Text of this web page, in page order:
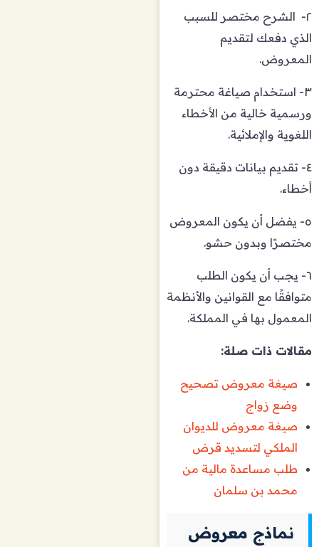
٢- الشرح مختصر للسبب
الذي دفعك لتقديم
المعروض.
٣- استخدام صياغة محترمة
ورسمية خالية من الأخطاء
اللغوية والإملائية.
٤- تقديم بيانات دقيقة دون
أخطاء.
٥- يفضل أن يكون المعروض
مختصرًا وبدون حشو.
٦- يجب أن يكون الطلب
متوافقًا مع القوانين والأنظمة
المعمول بها في المملكة.
مقالات ذات صلة:
صيغة معروض تصحيح
وضع زواج
صيغة معروض للديوان
الملكي لتسديد قرض
طلب مساعدة مالية من
محمد بن سلمان
نماذج معروض